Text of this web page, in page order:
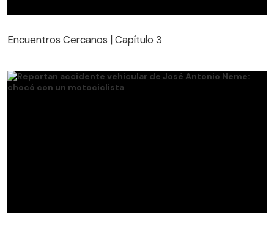
Encuentros Cercanos | Capítulo 3